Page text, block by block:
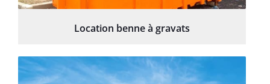
Location benne à gravats